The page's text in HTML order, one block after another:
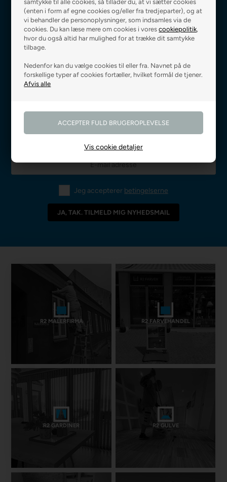
samtykke til alle cookies, så tillader du, at vi sætter cookies
(enten i form af egne cookies og/eller fra tredjeparter), og at
vi behandler de personoplysninger, som indsamles via de
cookies. Du kan læse mere om cookies i vorescookiepolitik,
hvor du også altid har mulighed for at trække dit samtykke
tilbage.
Nedenfor kan du vælge cookies til eller fra. Navnet på de
forskellige typer af cookies fortæller, hvilket formål de tjener.
Vis cookie detaljer
Fri fragt ved 499 kr.,- Levering 0-3 hverdage
Godkendt af E-mærket
Jeg accepterer betingelserne
R2 MALERFIRMA R2 FARVEHANDEL
R2 GARDINER R2 GULVE